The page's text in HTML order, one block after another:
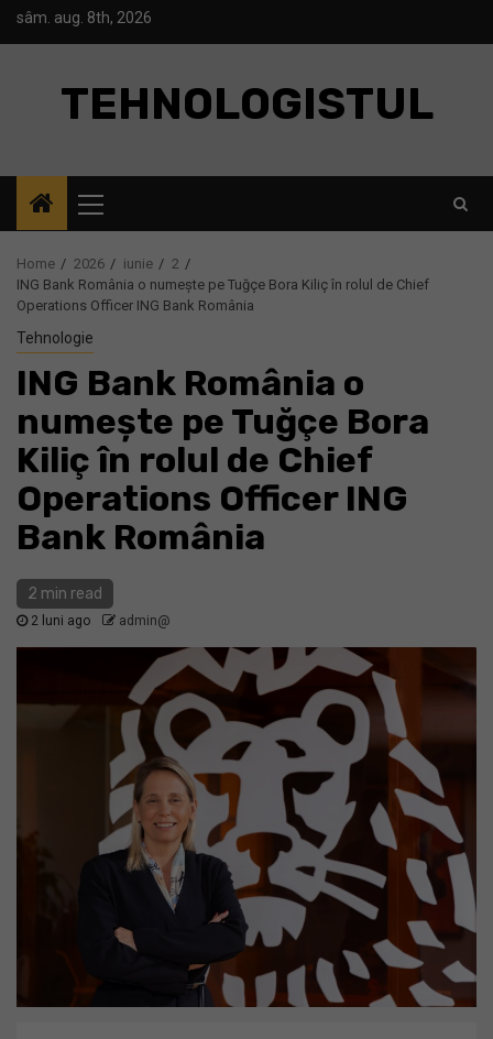
Skipsâm. aug. 8th, 2026
TEHNOLOGISTUL
Menu
Home 2026 iunie
2
ING Bank România o numește pe Tuğçe Bora Kiliç în rolul de Chief
Operations Officer ING Bank România
Tehnologie
ING Bank România o
numește pe Tuğçe Bora
Kiliç în rolul de Chief
Operations Officer ING
Bank România
2 min read
2 luni ago admin@